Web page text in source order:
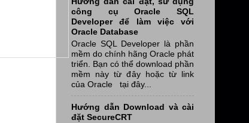
công cụ Oracle SQL
Developer để làm việc với
Oracle Database
Oracle SQL Developer là phần
mềm do chính hãng Oracle phát
triển. Bạn có thể download phần
mềm này từ đây hoặc từ link
của Oracle tại đây...
Hướng dẫn Download và cài
đặt SecureCRT